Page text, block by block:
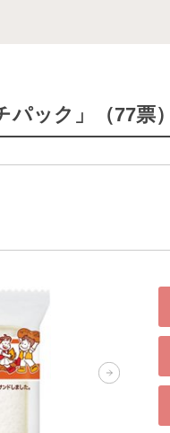
ック」（77票）